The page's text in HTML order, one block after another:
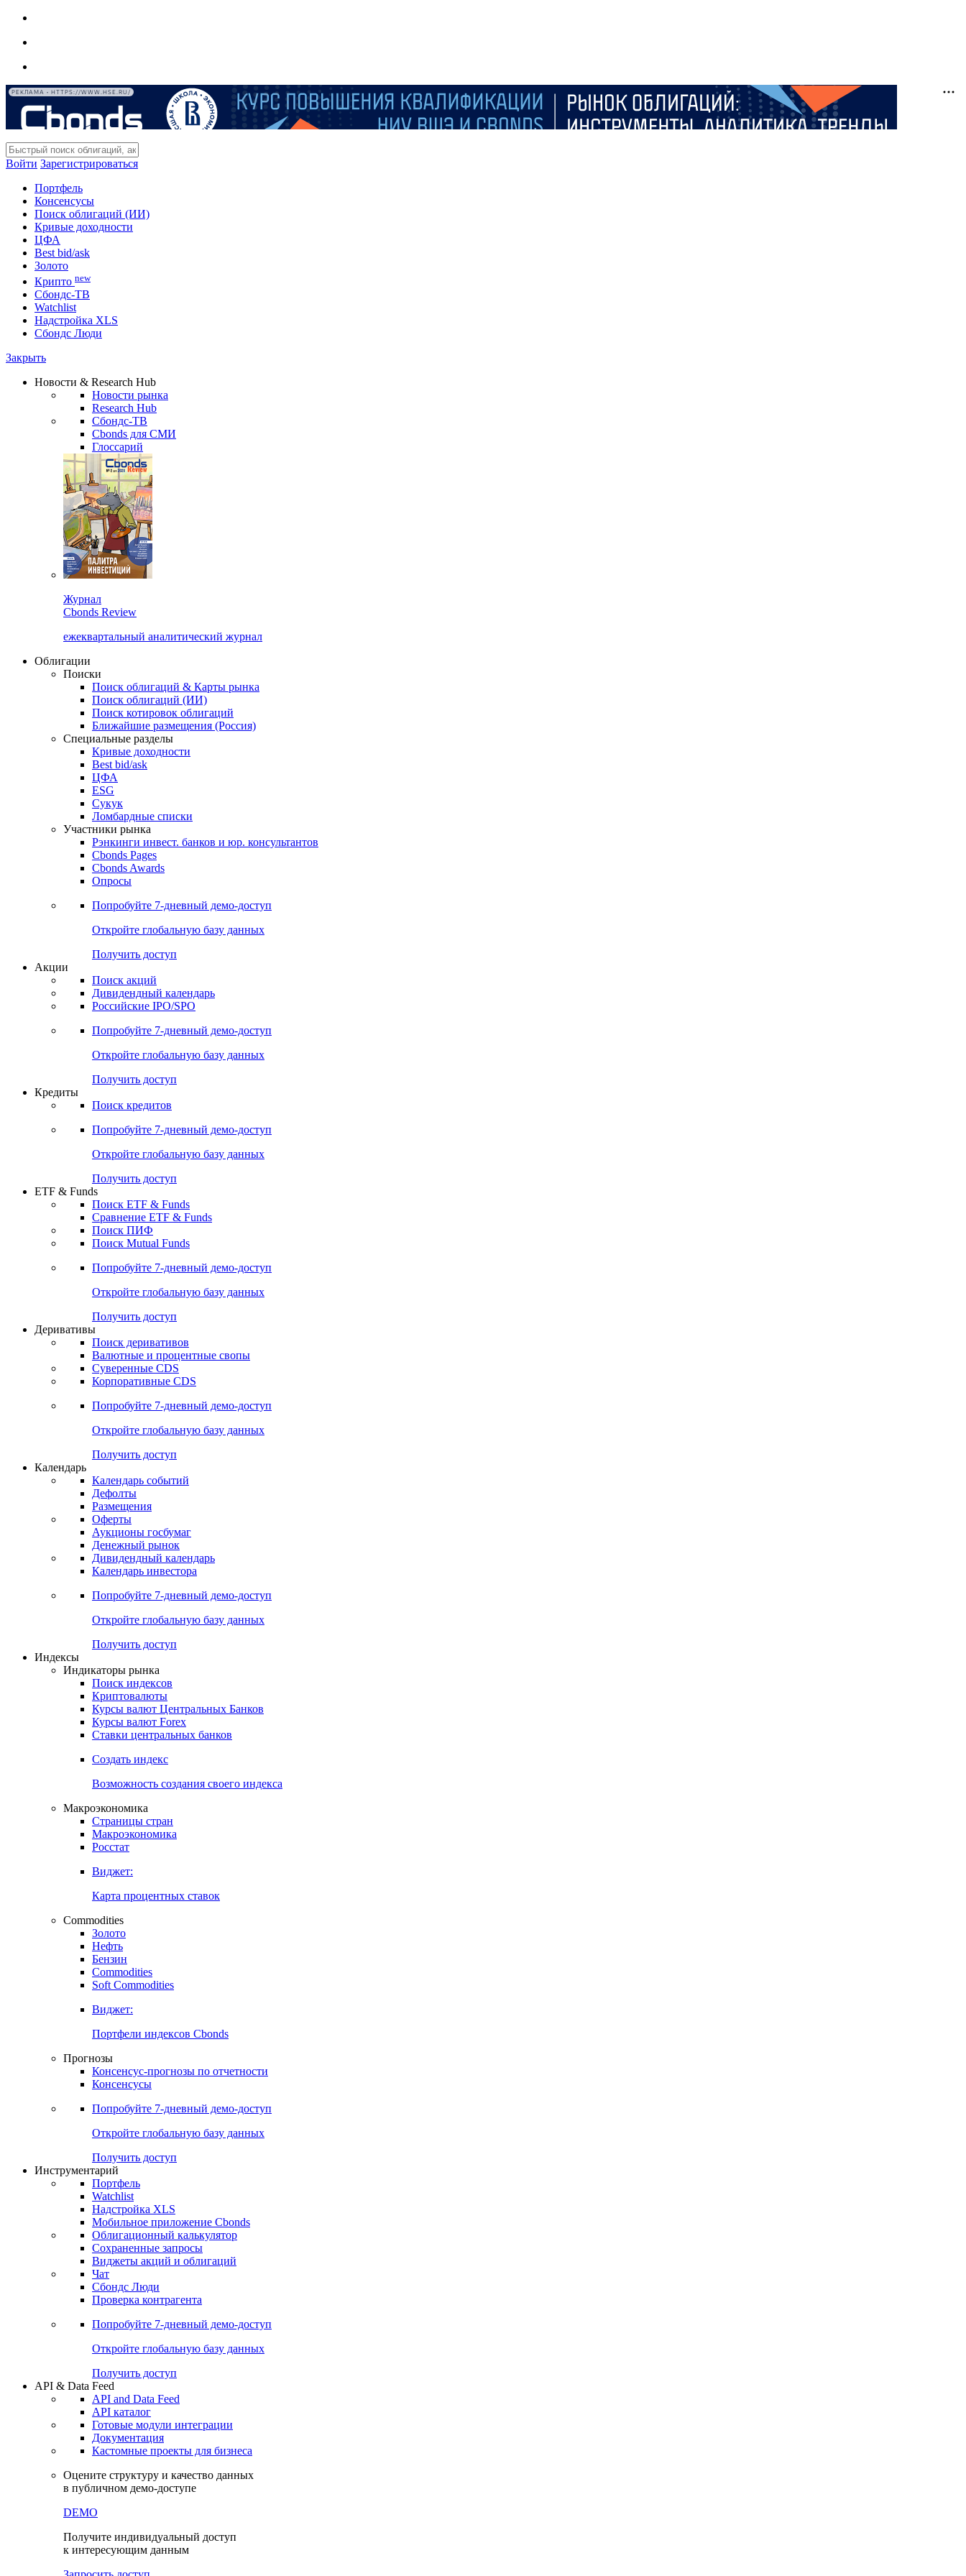
РЕКЛАМА • HTTPS://WWW.HSE.RU/
Войти Зарегистрироваться
Портфель
Консенсусы
Поиск облигаций (ИИ)
Кривые доходности
ЦФА
Best bid/ask
Золото
Крипто new
Сбондс-ТВ
Watchlist
Надстройка XLS
Сбондс Люди
Закрыть
Новости & Research Hub
Новости рынка
Research Hub
Сбондс-ТВ
Cbonds для СМИ
Глоссарий
Журнал
Cbonds Review
ежеквартальный аналитический журнал
Облигации
Поиски
Поиск облигаций & Карты рынка
Поиск облигаций (ИИ)
Поиск котировок облигаций
Ближайшие размещения (Россия)
Специальные разделы
Кривые доходности
Best bid/ask
ЦФА
ESG
Сукук
Ломбардные списки
Участники рынка
Рэнкинги инвест. банков и юр. консультантов
Cbonds Pages
Cbonds Awards
Опросы
Попробуйте 7-дневный демо-доступ
Откройте глобальную базу данных
Получить доступ
Акции
Поиск акций
Дивидендный календарь
Российские IPO/SPO
Попробуйте 7-дневный демо-доступ
Откройте глобальную базу данных
Получить доступ
Кредиты
Поиск кредитов
Попробуйте 7-дневный демо-доступ
Откройте глобальную базу данных
Получить доступ
ETF & Funds
Поиск ETF & Funds
Сравнение ETF & Funds
Поиск ПИФ
Поиск Mutual Funds
Попробуйте 7-дневный демо-доступ
Откройте глобальную базу данных
Получить доступ
Деривативы
Поиск деривативов
Валютные и процентные свопы
Суверенные CDS
Корпоративные CDS
Попробуйте 7-дневный демо-доступ
Откройте глобальную базу данных
Получить доступ
Календарь
Календарь событий
Дефолты
Размещения
Оферты
Аукционы госбумаг
Денежный рынок
Дивидендный календарь
Календарь инвестора
Попробуйте 7-дневный демо-доступ
Откройте глобальную базу данных
Получить доступ
Индексы
Индикаторы рынка
Поиск индексов
Криптовалюты
Курсы валют Центральных Банков
Курсы валют Forex
Ставки центральных банков
Создать индекс
Возможность создания своего индекса
Макроэкономика
Страницы стран
Макроэкономика
Росстат
Виджет:
Карта процентных ставок
Commodities
Золото
Нефть
Бензин
Commodities
Soft Commodities
Виджет:
Портфели индексов Cbonds
Прогнозы
Консенсус-прогнозы по отчетности
Консенсусы
Попробуйте 7-дневный демо-доступ
Откройте глобальную базу данных
Получить доступ
Инструментарий
Портфель
Watchlist
Надстройка XLS
Мобильное приложение Cbonds
Облигационный калькулятор
Сохраненные запросы
Виджеты акций и облигаций
Чат
Сбондс Люди
Проверка контрагента
Попробуйте 7-дневный демо-доступ
Откройте глобальную базу данных
Получить доступ
API & Data Feed
API and Data Feed
API каталог
Готовые модули интеграции
Документация
Кастомные проекты для бизнеса
Оцените структуру и качество данных
в публичном демо-доступе
DEMO
Получите индивидуальный доступ
к интересующим данным